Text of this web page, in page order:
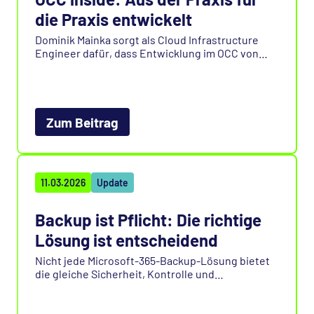
die Praxis entwickelt
Dominik Mainka sorgt als Cloud Infrastructure
Engineer dafür, dass Entwicklung im OCC von
der neuen kostenlosen Testversion können
Interessenten die Plattform direkt selbst
erleben, was den Zugang vereinfacht und
Weiterentwicklung liefert.
Zum Beitrag
11.03.2026 Update
Backup ist Pflicht: Die richtige
Lösung ist entscheidend
Nicht jede Microsoft-365-Backup-Lösung bietet
die gleiche Sicherheit, Kontrolle und